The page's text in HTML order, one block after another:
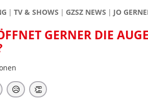
TV & SHOWS GZSZ NEWS JO
GERNER DIE
😥 👏